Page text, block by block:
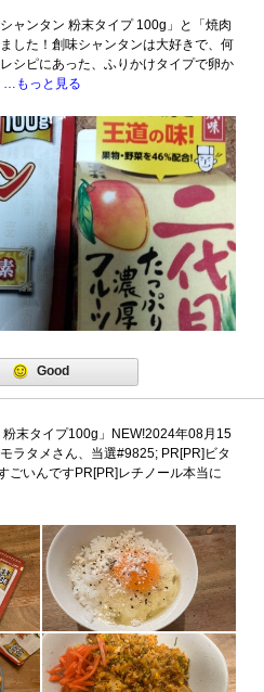
ャンタン 粉末タイプ 100g」と「焼肉
した！創味シャンタンは大好きで、何
シピにあった、ふりかけタイプで卵か
…もっと見る
Good
末タイプ100g」NEW!2024年08月15
ラタメさん、当選#9825; PR[PR]ビタ
ごいんですPR[PR]レチノール本当に